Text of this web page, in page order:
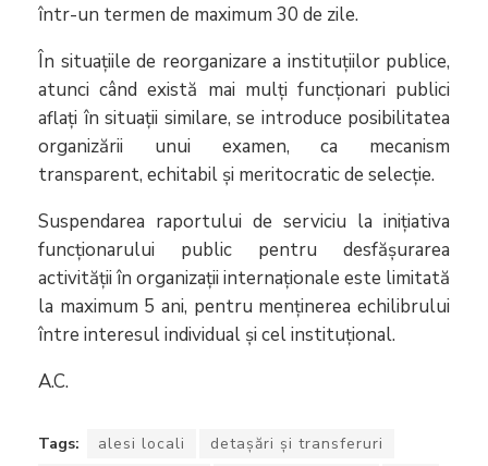
într-un termen de maximum 30 de zile.
În situațiile de reorganizare a instituțiilor publice,
atunci când există mai mulți funcționari publici
aflați în situații similare, se introduce posibilitatea
organizării unui examen, ca mecanism
transparent, echitabil și meritocratic de selecție.
Suspendarea raportului de serviciu la inițiativa
funcționarului public pentru desfășurarea
activității în organizații internaționale este limitată
la maximum 5 ani, pentru menținerea echilibrului
între interesul individual și cel instituțional.
A.C.
Tags: alesi locali
detașări și transferuri